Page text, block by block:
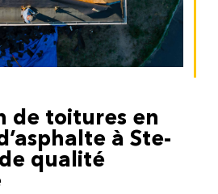
de toitures en
à Ste-
qualité